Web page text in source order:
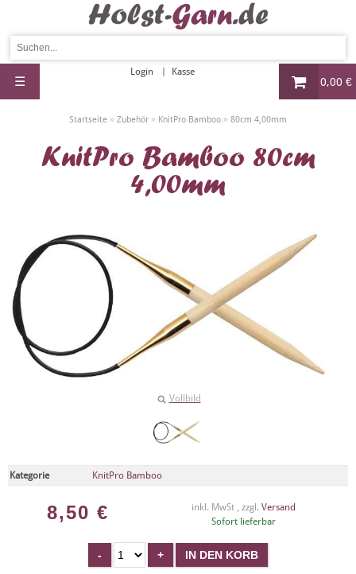
0,00 €
Login Kasse
☰
Startseite » Zubehör » KnitPro Bamboo » 80cm 4,00mm
KnitPro Bamboo 80cm
4,00mm
Vollbild
Kategorie KnitPro Bamboo
8,50 € inkl. MwSt , zzgl. Versand
Sofort lieferbar